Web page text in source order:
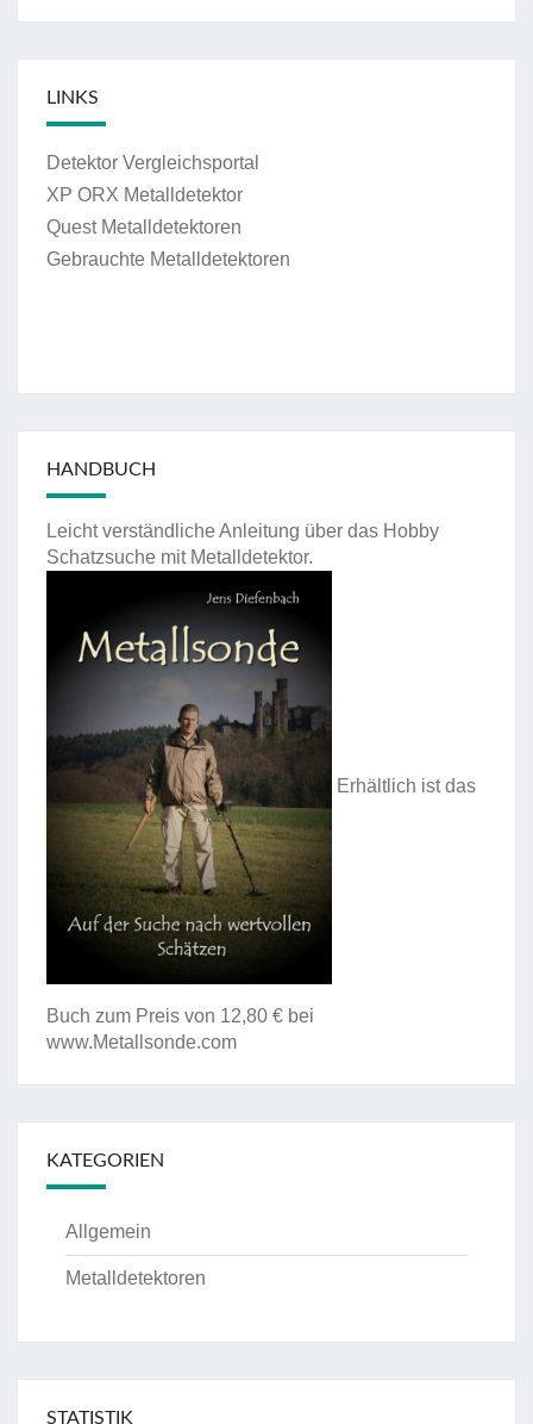
LINKS
Detektor Vergleichsportal
XP ORX Metalldetektor
Quest Metalldetektoren
Gebrauchte Metalldetektoren
HANDBUCH
Leicht verständliche Anleitung über das Hobby
Schatzsuche mit Metalldetektor.
Erhältlich ist das
Buch zum Preis von 12,80 € bei
www.Metallsonde.com
KATEGORIEN
Allgemein
Metalldetektoren
STATISTIK